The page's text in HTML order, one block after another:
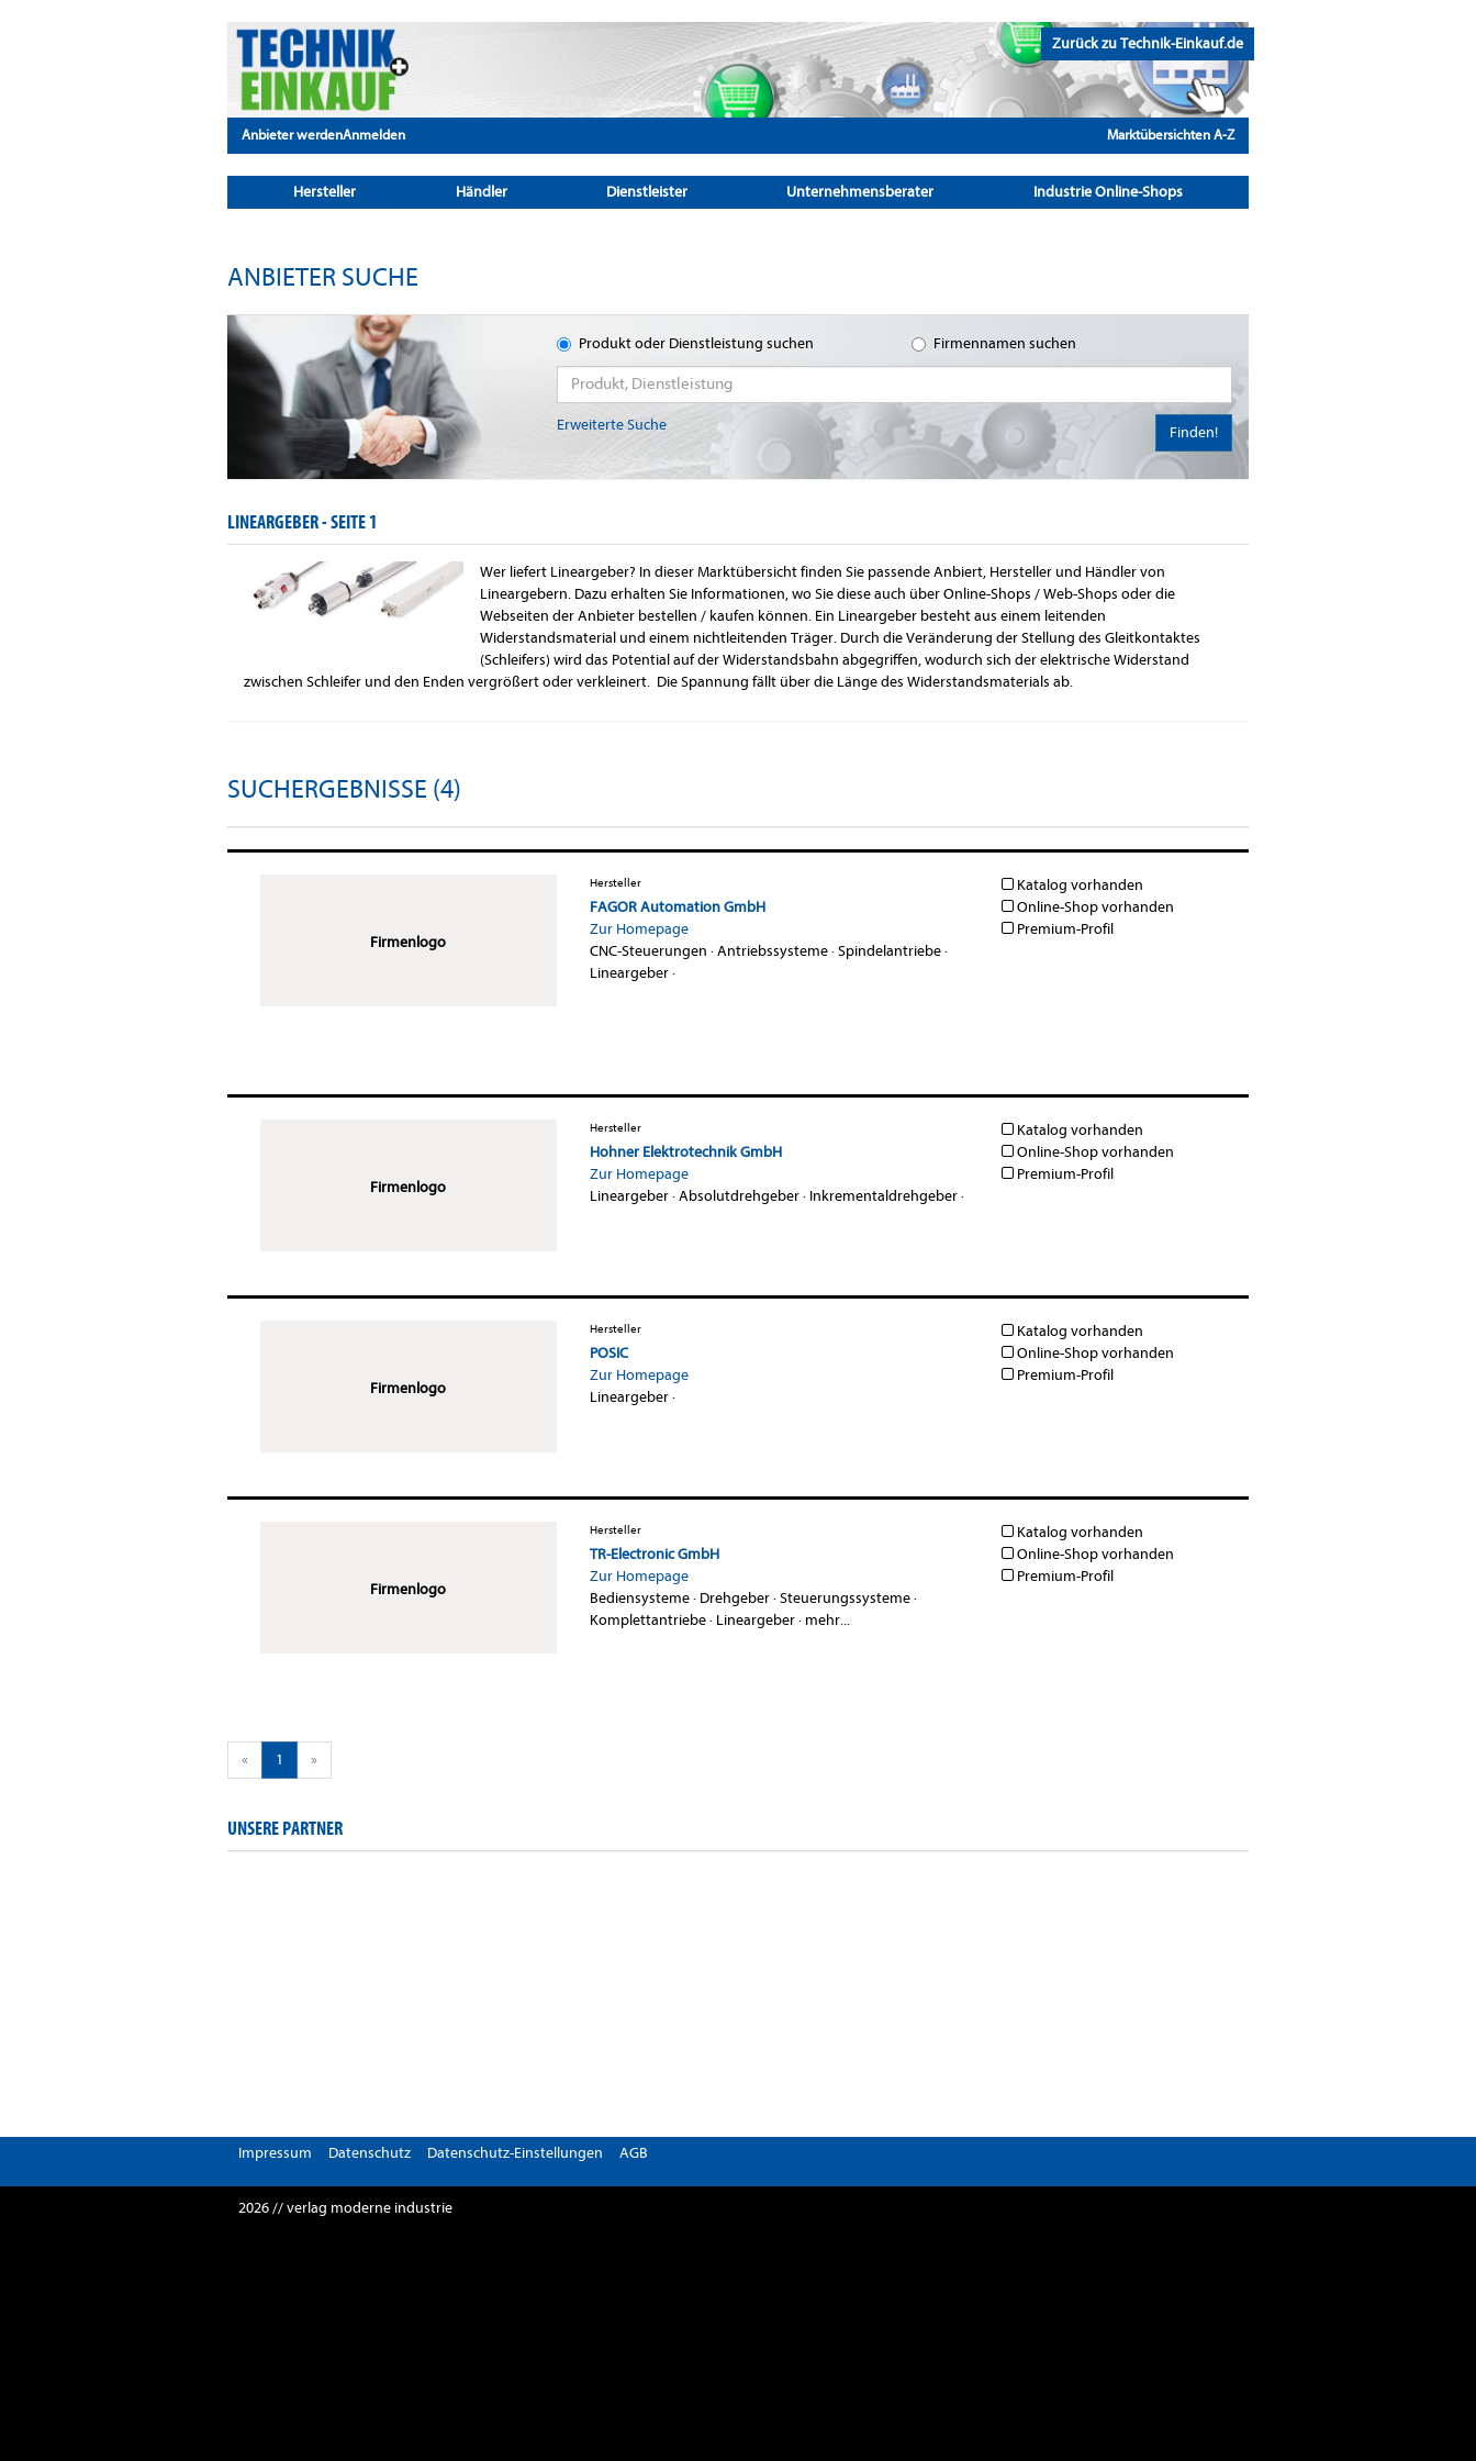
Zurück zu Technik-Einkauf.de
Anbieter werdenAnmelden Marktübersichten A-Z
Hersteller Händler Dienstleister Unternehmensberater Industrie Online-Shops
ANBIETER SUCHE
Produkt oder Dienstleistung suchen Firmennamen suchen
Erweiterte Suche Finden!
LINEARGEBER -SEITE 1
Wer liefert Lineargeber? In dieser Marktübersicht finden Sie passende Anbiert, Hersteller und Händler von
Lineargebern. Dazu erhalten Sie Informationen, wo Sie diese auch über Online-Shops / Web-Shops oder die
Webseiten der Anbieter bestellen / kaufen können. Ein Lineargeber besteht aus einem leitenden
Widerstandsmaterial und einem nichtleitenden Träger. Durch die Veränderung der Stellung des Gleitkontaktes
(Schleifers) wird das Potential auf der Widerstandsbahn abgegriffen, wodurch sich der elektrische Widerstand
zwischen Schleifer und den Enden vergrößert oder verkleinert. Die Spannung fällt über die Länge des Widerstandsmaterials ab.
SUCHERGEBNISSE (4)
Firmenlogo
Hersteller
FAGOR Automation GmbH
Zur Homepage
CNC-Steuerungen ·Antriebssysteme·Spindelantriebe·
Lineargeber·
Katalog vorhanden
Online-Shop vorhanden
Premium-Profil
Firmenlogo
Hersteller
Hohner Elektrotechnik GmbH
Zur Homepage
Lineargeber·Absolutdrehgeber· Inkrementaldrehgeber·
Katalog vorhanden
Online-Shop vorhanden
Premium-Profil
Firmenlogo
Hersteller
POSIC
Zur Homepage
Lineargeber·
Katalog vorhanden
Online-Shop vorhanden
Premium-Profil
Firmenlogo
Hersteller
TR-Electronic GmbH
Zur Homepage
Bediensysteme· Drehgeber·Steuerungssysteme·
Komplettantriebe· Lineargeber· mehr...
Katalog vorhanden
Online-Shop vorhanden
Premium-Profil
« 1 »
UNSERE PARTNER
Impressum Datenschutz Datenschutz-Einstellungen AGB
2026 // verlag moderne industrie